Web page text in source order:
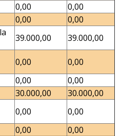
0,00
0,00
0,00
0,00
39.000,00
39.000,00
0,00
0,00
0,00
0,00
30.000,00
30.000,00
0,00
0,00
0,00 0,00